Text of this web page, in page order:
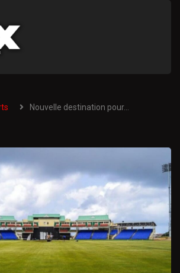
Nouvelle destination pour…